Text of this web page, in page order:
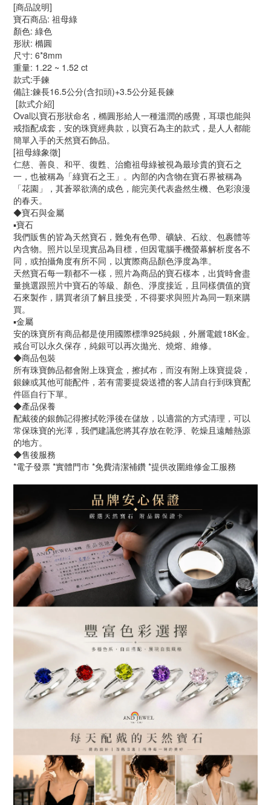
[商品說明]
寶石商品: 祖母綠
顏色: 綠色
形狀: 橢圓
尺寸: 6*8mm
重量: 1.22 ~ 1.52 ct
款式:手鍊
備註:鍊長16.5公分(含扣頭)+3.5公分延長鍊
[款式介紹]
Oval以寶石形狀命名，橢圓形給人一種溫潤的感覺，耳環也能與
戒指配成套，安的珠寶經典款，以寶石為主的款式，是人人都能
簡單入手的天然寶石飾品。
[祖母綠象徵]
仁慈、善良、和平、復甦、治癒祖母綠被視為最珍貴的寶石之
一，也被稱為「綠寶石之王」。內部的內含物在寶石界被稱為
「花園」，其蒼翠欲滴的成色，能完美代表盎然生機、色彩浪漫
的春天。
◆寶石與金屬
▪️寶石
我們販售的皆為天然寶石，難免有色帶、礦缺、石紋、包裹體等
內含物。照片以呈現實品為目標，但因電腦手機螢幕解析度各不
同，或拍攝角度有所不同，以實際商品顏色淨度為準。
天然寶石每一顆都不一樣，照片為商品的寶石樣本，出貨時會盡
量挑選跟照片中寶石的等級、顏色、淨度接近，且同樣價值的寶
石來製作，購買者須了解且接受，不得要求與照片為同一顆來購
買。
▪️金屬
安的珠寶所有商品都是使用國際標準925純銀，外層電鍍18K金。
戒台可以永久保存，純銀可以再次拋光、燒熔、維修。
◆商品包裝
所有珠寶飾品都會附上珠寶盒，擦拭布，而沒有附上珠寶提袋，
銀鍊或其他可能配件，若有需要提袋送禮的客人請自行到珠寶配
件區自行下單。
◆產品保養
配戴後的銀飾記得擦拭乾淨後在儲放，以適當的方式清理，可以
常保珠寶的光澤，我們建議您將其存放在乾淨、乾燥且遠離熱源
的地方。
◆售後服務
*電子發票 *實體門市 *免費清潔補鑽 *提供改圍維修金工服務